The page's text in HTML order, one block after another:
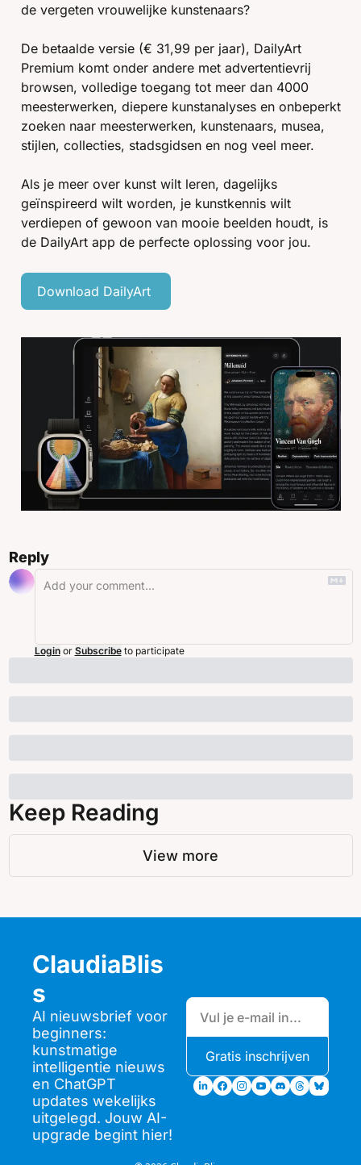
de vergeten vrouwelijke kunstenaars?
De betaalde versie (€ 31,99 per jaar), DailyArt
Premium komt onder andere met advertentievrij
browsen, volledige toegang tot meer dan 4000
meesterwerken, diepere kunstanalyses en onbeperkt
zoeken naar meesterwerken, kunstenaars, musea,
stijlen, collecties, stadsgidsen en nog veel meer.
Als je meer over kunst wilt leren, dagelijks
geïnspireerd wilt worden, je kunstkennis wilt
verdiepen of gewoon van mooie beelden houdt, is
de DailyArt app de perfecte oplossing voor jou.
Download DailyArt
Reply
Login or Subscribe to participate
Keep Reading
View more
ClaudiaBlis
s
AI nieuwsbrief voor
beginners:
kunstmatige
intelligentie nieuws
en ChatGPT
updates wekelijks
uitgelegd. Jouw AI-
upgrade begint hier!
Gratis inschrijven